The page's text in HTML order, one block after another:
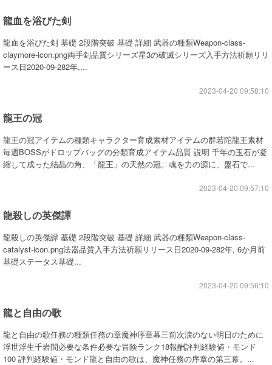
龍血を浴びた剣
龍血を浴びた剣 基礎 2段階突破 基礎 詳細 武器の種類Weapon-class-
claymore-icon.png両手剣品質シリーズ星3の破滅シリーズ入手方法祈願リリ
ース日2020-09-282年,...
2023-04-20 09:58:10
龍王の冠
龍王の冠アイテムの種類キャラクター育成素材アイテムの群若陀龍王素材
毎週BOSSがドロップバッグの分類育成アイテム品質 説明 千年の玉石が凝
縮して成った結晶の角、「龍王」の天然の冠。魂を力の源に、盤石で...
2023-04-20 09:57:10
龍殺しの英傑譚
龍殺しの英傑譚 基礎 2段階突破 基礎 詳細 武器の種類Weapon-class-
catalyst-icon.png法器品質入手方法祈願リリース日2020-09-282年, 6か月前
基礎ステータス基礎...
2023-04-20 09:56:10
龍と自由の歌
龍と自由の歌任務の種類任務の章魔神序章幕三前次涙のない明日のために
浮世浮生千岩間必要な条件必要な冒険ランク18報酬評判経験値・モンド
100 評判経験値・モンド龍と自由の歌は、魔神任務の序章の第三幕。...